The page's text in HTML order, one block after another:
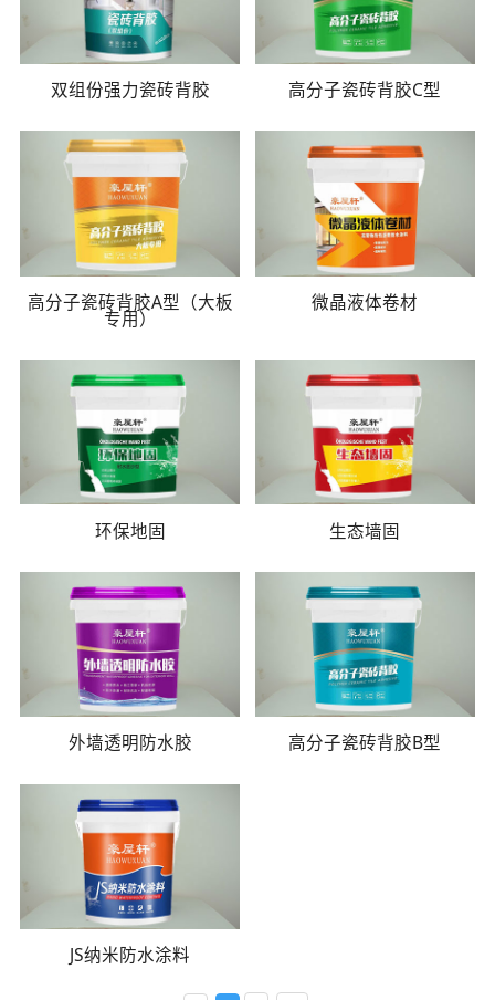
双组份强力瓷砖背胶 高分子瓷砖背胶C型
高分子瓷砖背胶A型（大板
专用）
微晶液体卷材
环保地固 生态墙固
外墙透明防水胶 高分子瓷砖背胶B型
JS纳米防水涂料